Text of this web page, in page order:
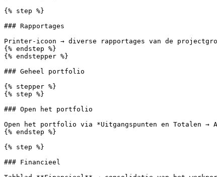
{% step %}
### Rapportages
Printer-icoon → diverse rapportages van de
{% endstep %}
{% endstepper %}
### Geheel portfolio
{% stepper %}
{% step %}
### Open het portfolio
Open het portfolio via *Uitgangspunten en Totalen
{% endstep %}
{% step %}
### Financieel